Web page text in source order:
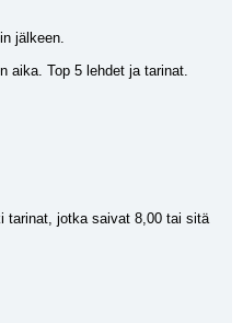
jälkeen.
aika. Top 5 lehdet ja tarinat.
tarinat, jotka saivat 8,00 tai sitä